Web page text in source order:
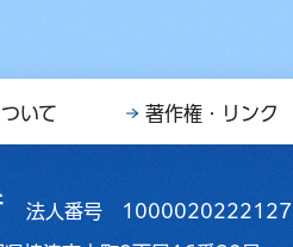
いて 著作権・リンク
法人番号 1000020222127